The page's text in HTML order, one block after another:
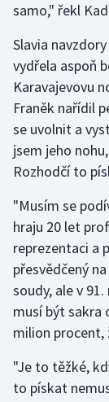
samo," řekl
Slavia
vydřela aspoň
Karavajevovu
Franěk nařídil
se uvolnit a
jsem jeho
Rozhodčí to
"Musím se
hraju 20 let
reprezentaci a
přesvědčený
soudy, ale v
musí být sakra
milion procent,
"Je to těžké,
to pískat